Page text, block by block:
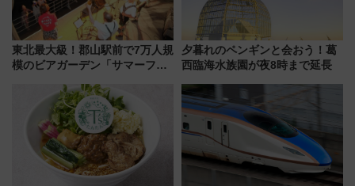
東北最大級！郡山駅前で7万人規
模のビアガーデン「サマーフェ
7/24-26開催！ 有料席はJRE
MALLで予約可能
夕暮れのペンギンと会おう！葛
西臨海水族園が夜8時まで延長